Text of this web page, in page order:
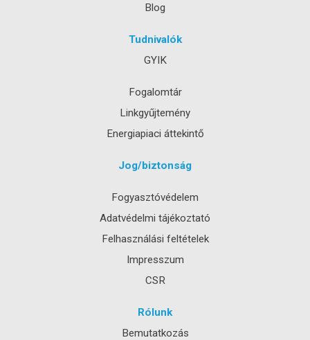
Blog
Tudnivalók
GYIK
Fogalomtár
Linkgyűjtemény
Energiapiaci áttekintő
Jog/biztonság
Fogyasztóvédelem
Adatvédelmi tájékoztató
Felhasználási feltételek
Impresszum
CSR
Rólunk
Bemutatkozás